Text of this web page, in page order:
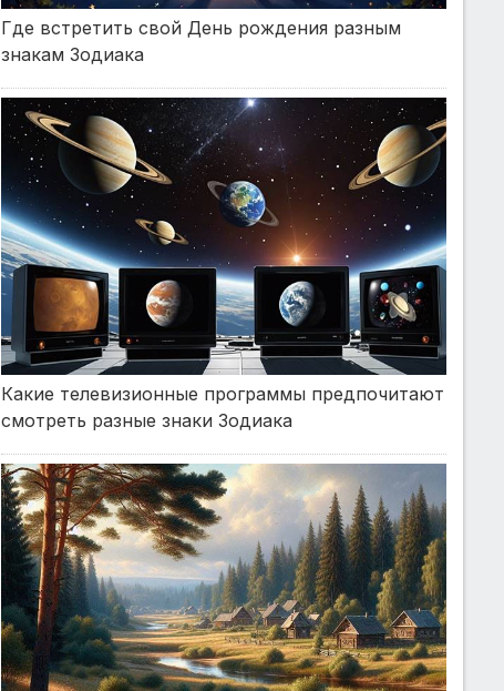
Где встретить свой День рождения разным
знакам Зодиака
Какие телевизионные программы предпочитают
смотреть разные знаки Зодиака